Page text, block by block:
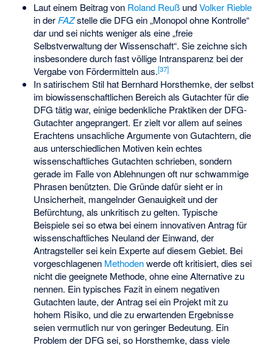
Laut einem Beitrag von Roland ReußundVolker Rieble
in derFAZstelle die DFG ein „Monopol ohne Kontrolle“
dar und sei nichts weniger als eine „freie
Selbstverwaltung der Wissenschaft“. Sie zeichne sich
insbesondere durch fast völlige Intransparenz bei der
Vergabe von Fördermitteln aus.[37]
In satirischem Stil hat Bernhard Horsthemke, der selbst
im biowissenschaftlichen Bereich als Gutachter für die
DFG tätig war, einige bedenkliche Praktiken der DFG-
Gutachter angeprangert. Er zielt vor allem auf seines
Erachtens unsachliche Argumente von Gutachtern, die
aus unterschiedlichen Motiven kein echtes
wissenschaftliches Gutachten schrieben, sondern
gerade im Falle von Ablehnungen oft nur schwammige
Phrasen benützten. Die Gründe dafür sieht er in
Unsicherheit, mangelnder Genauigkeit und der
Befürchtung, als unkritisch zu gelten. Typische
Beispiele sei so etwa bei einem innovativen Antrag für
wissenschaftliches Neuland der Einwand, der
Antragsteller sei kein Experte auf diesem Gebiet. Bei
vorgeschlagenen Methodenwerde oft kritisiert, dies sei
nicht die geeignete Methode, ohne eine Alternative zu
nennen. Ein typisches Fazit in einem negativen
Gutachten laute, der Antrag sei ein Projekt mit zu
hohem Risiko, und die zu erwartenden Ergebnisse
seien vermutlich nur von geringer Bedeutung. Ein
Problem der DFG sei, so Horsthemke, dass viele